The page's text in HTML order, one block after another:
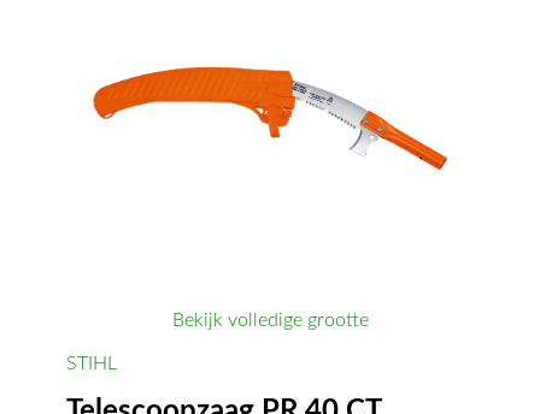
Bekijk volledige grootte
STIHL